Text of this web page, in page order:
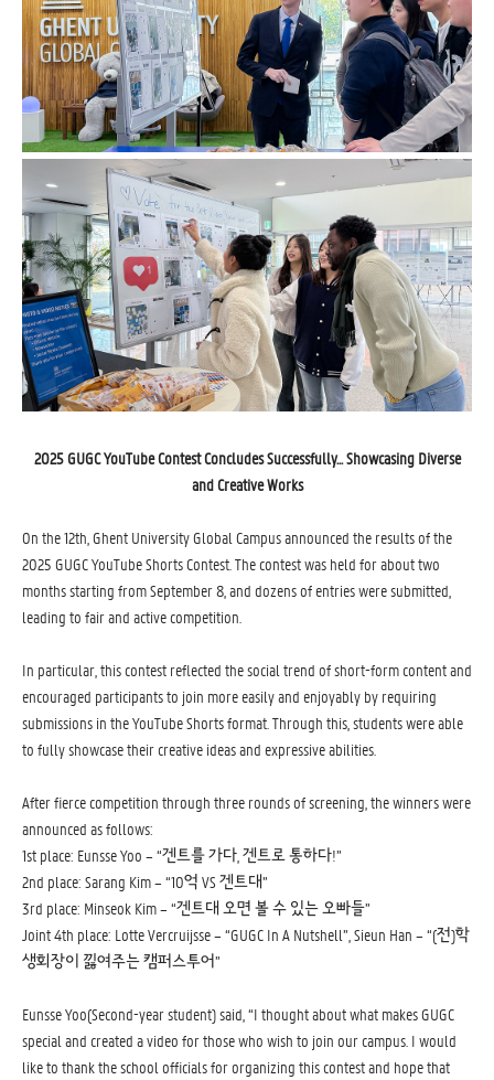
2025 GUGC YouTube Contest Concludes Successfully... Showcasing Diverse
and Creative Works
On the 12th, Ghent University Global Campus announced the results of the
2025 GUGC YouTube Shorts Contest. The contest was held for about two
months starting from September 8, and dozens of entries were submitted,
leading to fair and active competition.
In particular, this contest reflected the social trend of short-form content and
encouraged participants to join more easily and enjoyably by requiring
submissions in the YouTube Shorts format. Through this, students were able
to fully showcase their creative ideas and expressive abilities.
After fierce competition through three rounds of screening, the winners were
announced as follows:
1st place: Eunsse Yoo – “겐트를 가다, 겐트로 통하다!”
2nd place: Sarang Kim – “10억 VS 겐트대”
3rd place: Minseok Kim – “겐트대 오면 볼 수 있는 오빠들”
Joint 4th place: Lotte Vercruijsse – “GUGC In A Nutshell”, Sieun Han – “(전)학
생회장이 낋여주는 캠퍼스투어”
Eunsse Yoo(Second-year student) said, “I thought about what makes GUGC
special and created a video for those who wish to join our campus. I would
like to thank the school officials for organizing this contest and hope that